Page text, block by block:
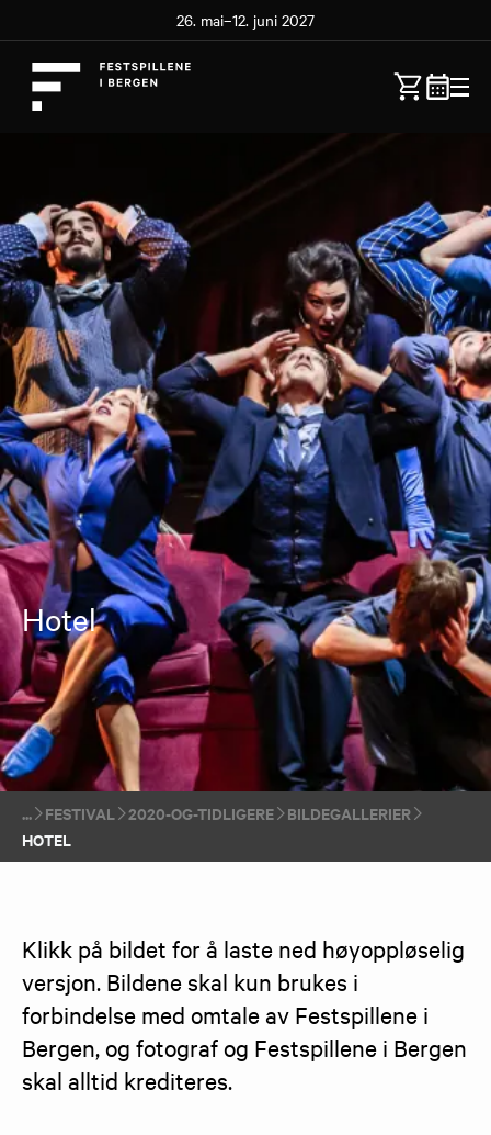
26. mai–12. juni 2027
Hotel
FESTIVAL 2020-OG-TIDLIGERE
BILDEGALLERIER
HOTEL
Klikk på bildet for å laste ned høyoppløselig
versjon. Bildene skal kun brukes i
forbindelse med omtale av Festspillene i
Bergen, og fotograf og Festspillene i Bergen
skal alltid krediteres.